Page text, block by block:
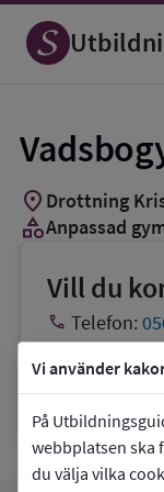
Vi använder
På
webbplatsen ska
du välja vilka
location_on Drottning
categoryAnpassad
Vill du
phone Telefon:
mail E-post:
linkWebbplats: